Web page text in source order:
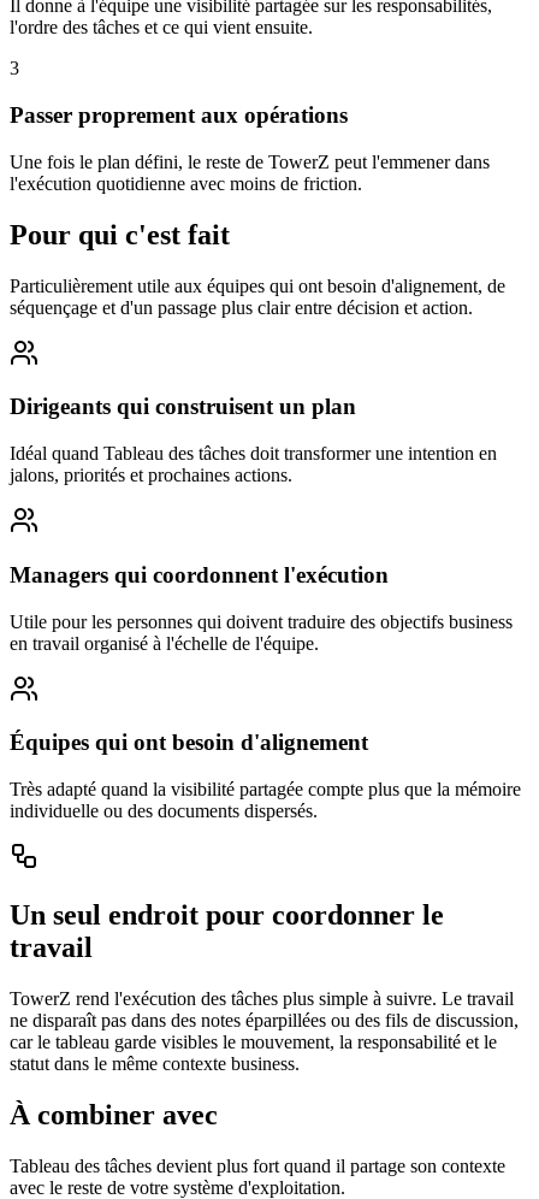
Il donne à l'équipe une visibilité partagée sur les responsabilités,
l'ordre des tâches et ce qui vient ensuite.
3
Passer proprement aux opérations
Une fois le plan défini, le reste de TowerZ peut l'emmener dans
l'exécution quotidienne avec moins de friction.
Pour qui c'est fait
Particulièrement utile aux équipes qui ont besoin d'alignement, de
séquençage et d'un passage plus clair entre décision et action.
Dirigeants qui construisent un plan
Idéal quand Tableau des tâches doit transformer une intention en
jalons, priorités et prochaines actions.
Managers qui coordonnent l'exécution
Utile pour les personnes qui doivent traduire des objectifs business
en travail organisé à l'échelle de l'équipe.
Équipes qui ont besoin d'alignement
Très adapté quand la visibilité partagée compte plus que la mémoire
individuelle ou des documents dispersés.
Un seul endroit pour coordonner le
travail
TowerZ rend l'exécution des tâches plus simple à suivre. Le travail
ne disparaît pas dans des notes éparpillées ou des fils de discussion,
car le tableau garde visibles le mouvement, la responsabilité et le
statut dans le même contexte business.
À combiner avec
Tableau des tâches devient plus fort quand il partage son contexte
avec le reste de votre système d'exploitation.